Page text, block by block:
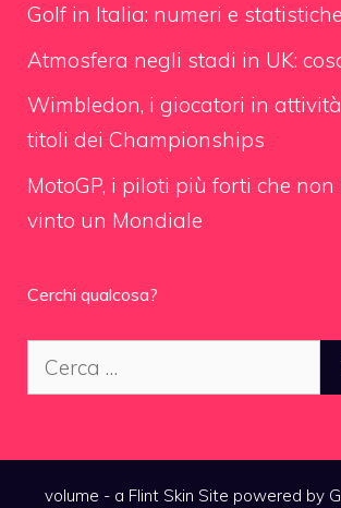
Golf in Italia: numeri e statistiche
Atmosfera negli stadi in UK:
Wimbledon, i giocatori in
titoli dei Championships
MotoGP, i piloti più forti che
vinto un Mondiale
Cerchi qualcosa?
Ricerca
per:
volume - a Flint Skin Site powered by